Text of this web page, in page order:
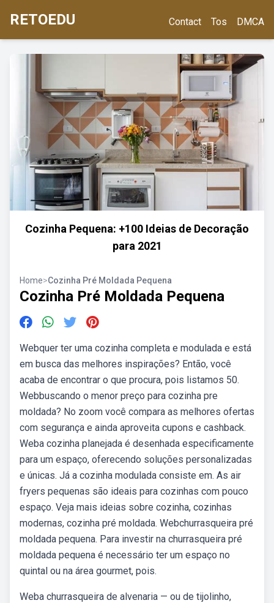
RETOEDU Contact Tos DMCA
Cozinha Pequena: +100 Ideias de Decoração
para 2021
Home>Cozinha Pré Moldada Pequena
Cozinha Pré Moldada Pequena
Webquer ter uma cozinha completa e modulada e está
em busca das melhores inspirações? Então, você
acaba de encontrar o que procura, pois listamos 50.
Webbuscando o menor preço para cozinha pre
moldada? No zoom você compara as melhores ofertas
com segurança e ainda aproveita cupons e cashback.
Weba cozinha planejada é desenhada especificamente
para um espaço, oferecendo soluções personalizadas
e únicas. Já a cozinha modulada consiste em. As air
fryers pequenas são ideais para cozinhas com pouco
espaço. Veja mais ideias sobre cozinha, cozinhas
modernas, cozinha pré moldada. Webchurrasqueira pré
moldada pequena. Para investir na churrasqueira pré
moldada pequena é necessário ter um espaço no
quintal ou na área gourmet, pois.
Weba churrasqueira de alvenaria — ou de tijolinho,